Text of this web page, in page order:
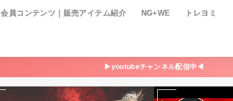
会員コンテンツ｜販売アイテム紹介 NG+WE トレヨミ
▶youtubeチャンネル配信中◀